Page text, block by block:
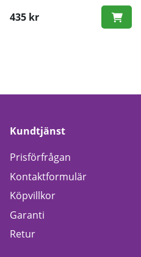
435 kr
Kundtjänst
Prisförfrågan
Kontaktformulär
Köpvillkor
Garanti
Retur